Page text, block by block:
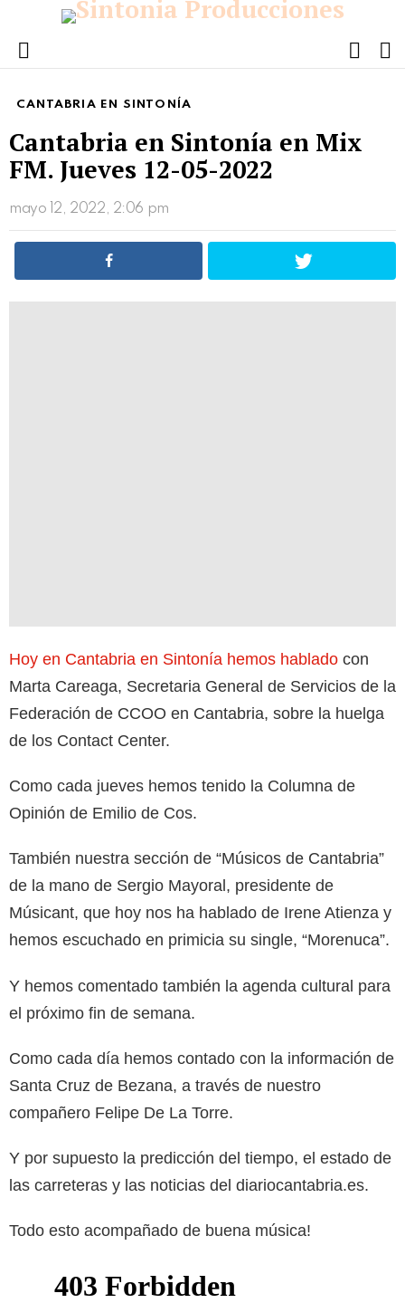
Menu
CANTABRIA EN SINTONÍA
Cantabria en Sintonía en Mix
FM. Jueves 12-05-2022
mayo 12, 2022, 2:06 pm
Hoy en Cantabria en Sintonía hemos hablado con
Marta Careaga, Secretaria General de Servicios de la
Federación de CCOO en Cantabria, sobre la huelga
de los Contact Center.
Como cada jueves hemos tenido la Columna de
Opinión de Emilio de Cos.
También nuestra sección de “Músicos de Cantabria”
de la mano de Sergio Mayoral, presidente de
Músicant, que hoy nos ha hablado de Irene Atienza y
hemos escuchado en primicia su single, “Morenuca”.
Y hemos comentado también la agenda cultural para
el próximo fin de semana.
Como cada día hemos contado con la información de
Santa Cruz de Bezana, a través de nuestro
compañero Felipe De La Torre.
Y por supuesto la predicción del tiempo, el estado de
las carreteras y las noticias del diariocantabria.es.
Todo esto acompañado de buena música!